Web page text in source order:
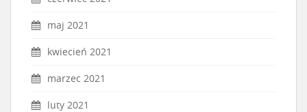
maj 2021
kwiecień 2021
marzec 2021
luty 2021